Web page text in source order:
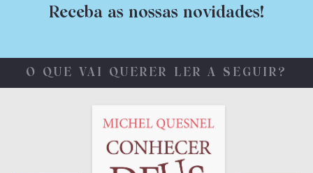
Receba as nossas novidades!
O QUE VAI QUERER LER A SEGUIR?